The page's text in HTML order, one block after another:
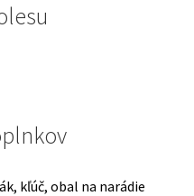
kľúč, obal na narádie